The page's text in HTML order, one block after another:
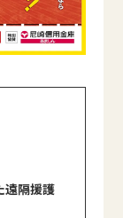
遠隔援護